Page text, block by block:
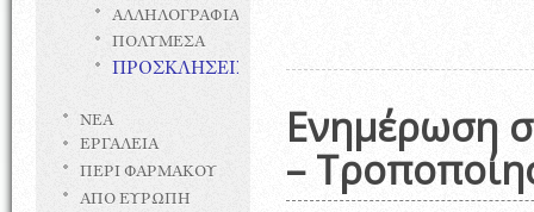
ΑΛΛΗΛΟΓΡΑΦΙΑ
ΠΟΛΥΜΕΣΑ
ΠΡΟΣΚΛΗΣΕΙΣ
ΝΕΑ
ΕΡΓΑΛΕΙΑ
ΠΕΡΙ ΦΑΡΜΑΚΟΥ
ΑΠΟ ΕΥΡΩΠΗ
Ενημέρωση
–